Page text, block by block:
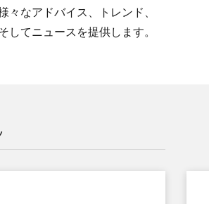
々な​アドバイス、​トレンド、​
して​ニュースを​提供します。